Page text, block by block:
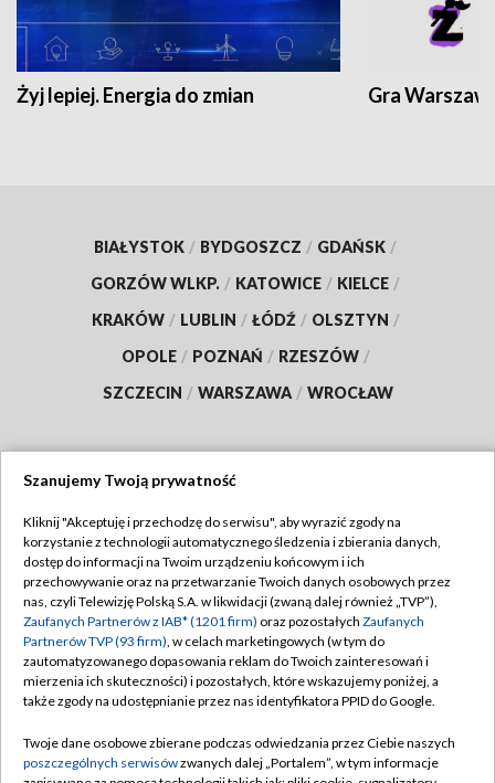
Żyj lepiej. Energia do zmian Gra
BIAŁYSTOK / BYDGOSZCZ / GDAŃSK /
GORZÓW WLKP. / KATOWICE / KIELCE /
KRAKÓW / LUBLIN / ŁÓDŹ / OLSZTYN /
OPOLE / POZNAŃ / RZESZÓW /
SZCZECIN / WARSZAWA / WROCŁAW
TVP
Abonament TVP
Emisja w TVP
Centrum informacji TVP
Naziemna Telewizja Cyfrowa
Rada Programowa
Regulamin TVP
Polityka prywatności
Moje zgody
Pomoc
Kontakt
Szanujemy Twoją prywatność
Kliknij "Akceptuję i przechodzę do serwisu", aby wyrazić zgody na
korzystanie z technologii automatycznego śledzenia i zbierania danych,
dostęp do informacji na Twoim urządzeniu końcowym i ich
przechowywanie oraz na przetwarzanie Twoich danych osobowych przez
nas, czyli Telewizję Polską S.A. w likwidacji (zwaną dalej również „TVP”),
Zaufanych Partnerów z IAB* (1201 firm) oraz pozostałych Zaufanych
Partnerów TVP (93 firm), w celach marketingowych (w tym do
zautomatyzowanego dopasowania reklam do Twoich zainteresowań i
mierzenia ich skuteczności) i pozostałych, które wskazujemy poniżej, a
także zgody na udostępnianie przez nas identyfikatora PPID do Google.
Twoje dane osobowe zbierane podczas odwiedzania przez Ciebie naszych
poszczególnych serwisówzwanych dalej „Portalem”, w tym informacje